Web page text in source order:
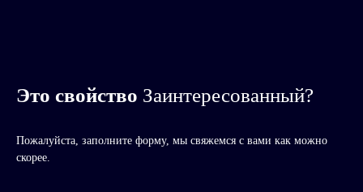
Это свойство Заинтересованный?
Пожалуйста, заполните форму, мы свяжемся с вами как можно
скорее.